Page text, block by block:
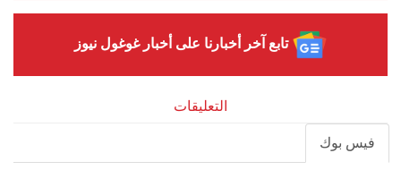
تابع آخر أخبارنا على أخبار غوغول نيوز
التعليقات
فيس بوك